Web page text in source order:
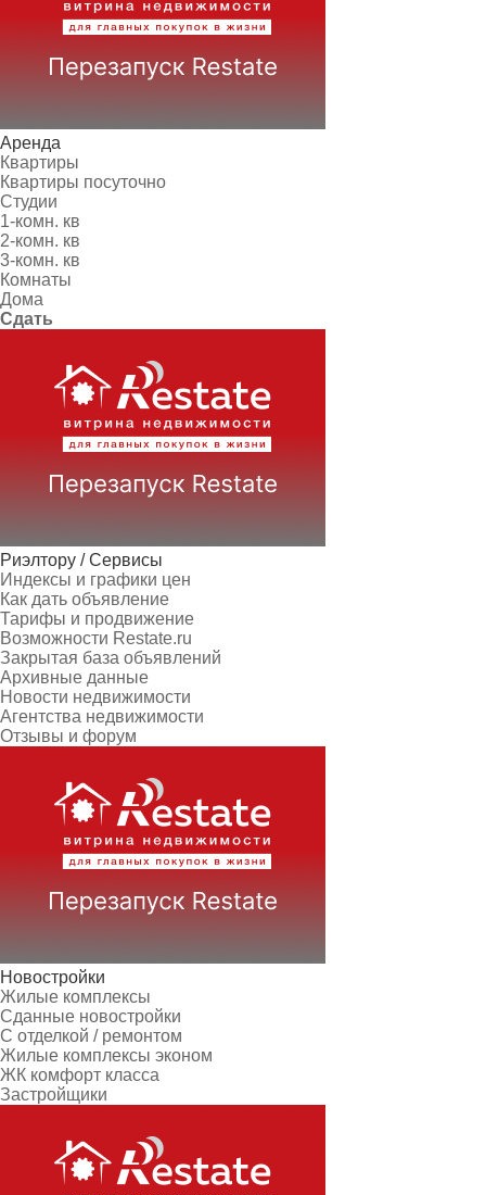
Аренда
Квартиры
Квартиры посуточно
Студии
1-комн. кв
2-комн. кв
3-комн. кв
Комнаты
Дома
Сдать
Риэлтору / Сервисы
Индексы и графики цен
Как дать объявление
Тарифы и продвижение
Возможности Restate.ru
Закрытая база объявлений
Архивные данные
Новости недвижимости
Агентства недвижимости
Отзывы и форум
Новостройки
Жилые комплексы
Сданные новостройки
С отделкой / ремонтом
Жилые комплексы эконом
ЖК комфорт класса
Застройщики